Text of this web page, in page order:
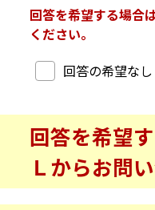
回答を希望する場合
ください。
回答希望回答の希望なし
回答を希望
Ｌからお問